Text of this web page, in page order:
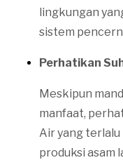
lingkungan
sistem
Perhatikan
Meskipun
manfaat,
Air yang terlalu
produksi asam